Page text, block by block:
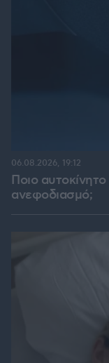
Ποιο
ανεφοδιασμό;
06.08.2026, 19:12